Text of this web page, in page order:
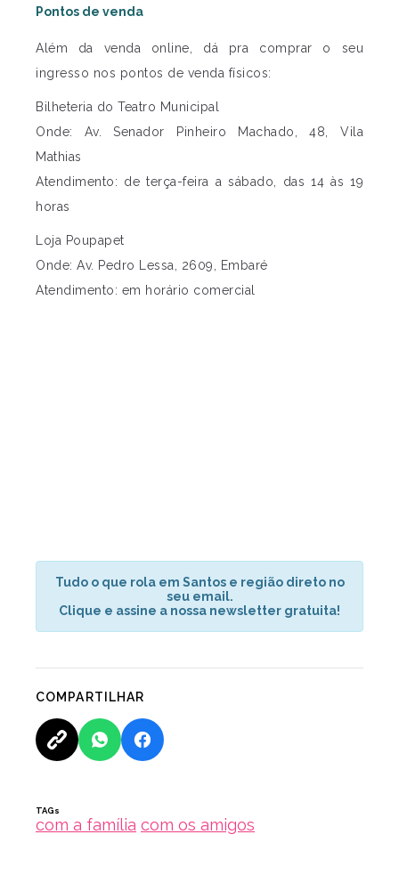
Pontos de venda
Além da venda online, dá pra comprar o seu
ingresso nos pontos de venda físicos:
Bilheteria do Teatro Municipal
Onde: Av. Senador Pinheiro Machado, 48, Vila
Mathias
Atendimento: de terça-feira a sábado, das 14 às 19
horas
Loja Poupapet
Onde: Av. Pedro Lessa, 2609, Embaré
Atendimento: em horário comercial
Tudo o que rola em Santos e região direto no
seu email.
Clique e assine a nossa newsletter gratuita!
COMPARTILHAR
TAGs
com a família com os amigos